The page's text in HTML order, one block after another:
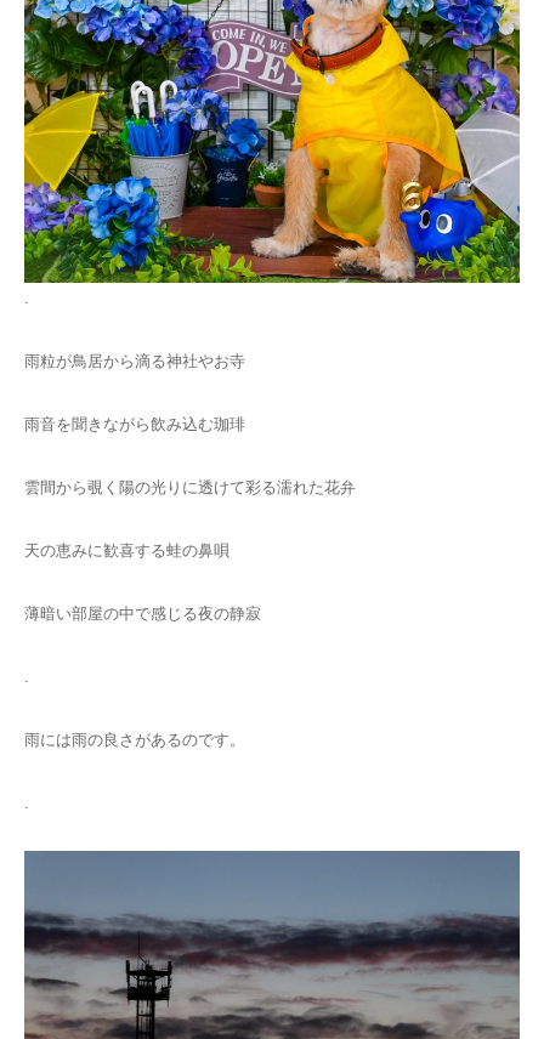
雨粒が鳥居から滴る神社やお寺
雨音を聞きながら飲み込む珈琲
雲間から覗く陽の光りに透けて彩る濡れた花弁
天の恵みに歓喜する蛙の鼻唄
薄暗い部屋の中で感じる夜の静寂
雨には雨の良さがあるのです。